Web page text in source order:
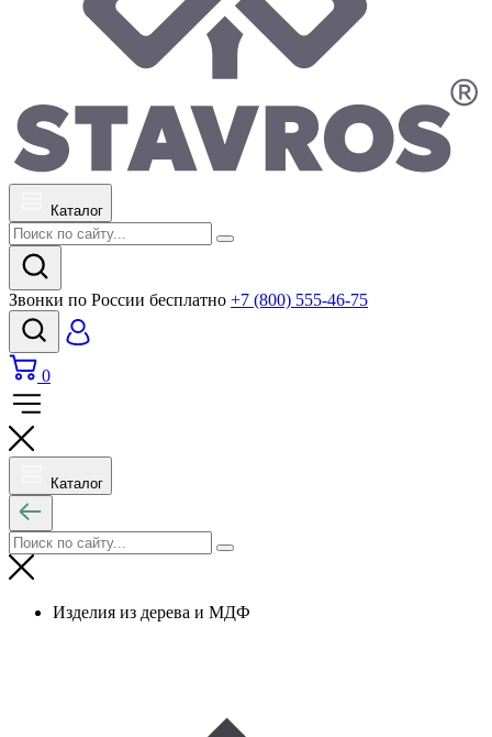
Каталог
Звонки по России бесплатно +7 (800) 555-46-75
0
Каталог
Изделия из дерева и МДФ